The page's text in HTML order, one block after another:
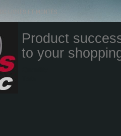
LIVRÉS ET MONTÉS
Product
to your